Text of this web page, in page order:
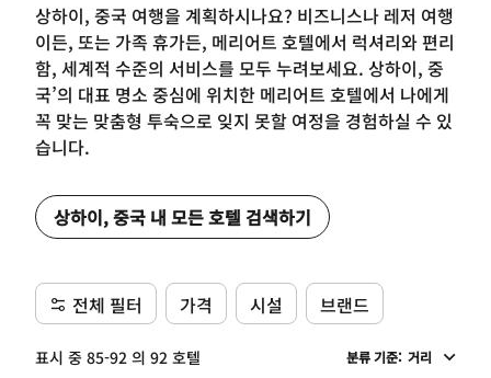
상하이, 중국 여행을 계획하시나요? 비즈니스나 레저 여행
이든, 또는 가족 휴가든, 메리어트 호텔에서 럭셔리와 편리
함, 세계적 수준의 서비스를 모두 누려보세요. 상하이, 중
국’의 대표 명소 중심에 위치한 메리어트 호텔에서 나에게
꼭 맞는 맞춤형 투숙으로 잊지 못할 여정을 경험하실 수 있
습니다.
상하이, 중국 내 모든 호텔 검색하기
전체 필터 가격 시설 브랜드
표시 중 85-92 의 92 호텔 분류 기준: 거리